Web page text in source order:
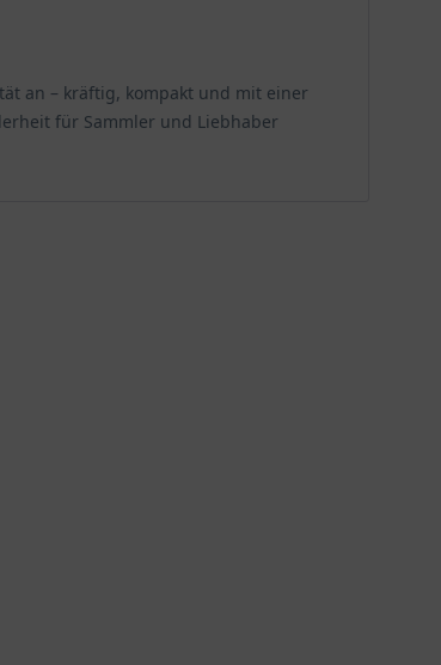
an – kräftig, kompakt und mit einer
für Sammler und Liebhaber